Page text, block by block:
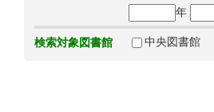
年
検索対象図書館 中央図書館